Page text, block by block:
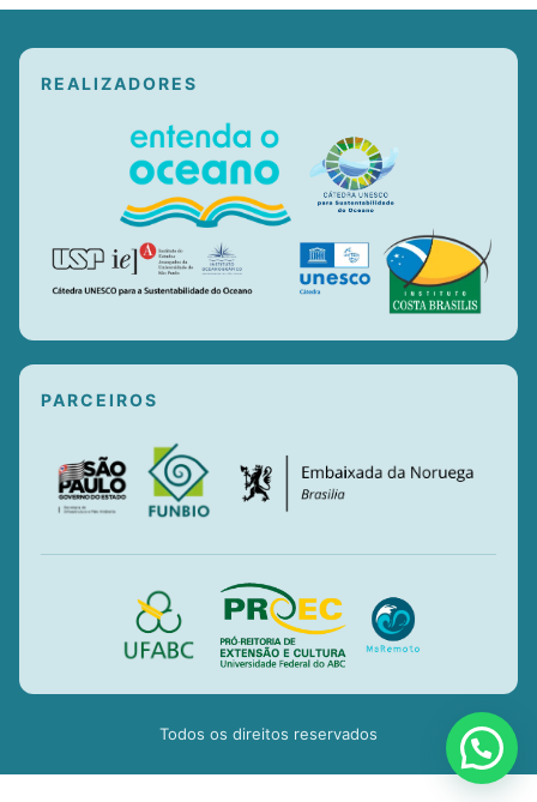
REALIZADORES
PARCEIROS
Todos os direitos reservados